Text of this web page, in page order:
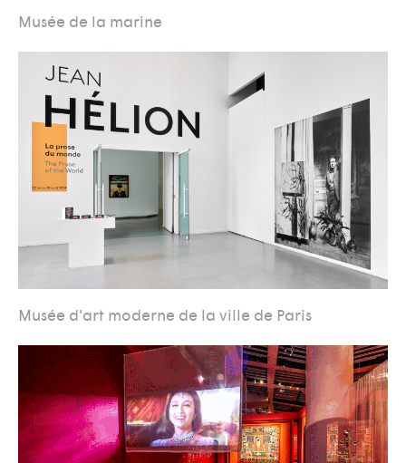
Musée de la marine
Musée d'art moderne de la ville de Paris